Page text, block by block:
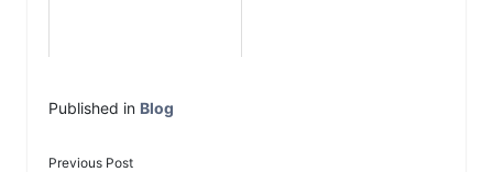
Published in Blog
Previous Post